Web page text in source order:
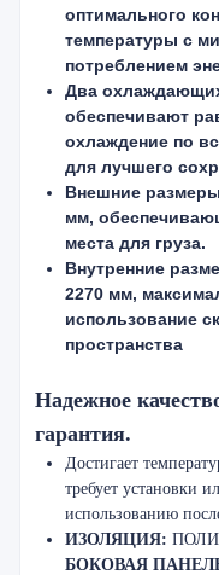
оптимального
температуры с
потреблением
Два
обеспечивают
охлаждение по
для лучшего
Внешние
мм,
места для груза.
Внутренние
2270 мм,
использование
пространства
Надежное
гарантия.
Достигает
требует установки
использованию
ИЗОЛЯЦИЯ:
БОКОВАЯ